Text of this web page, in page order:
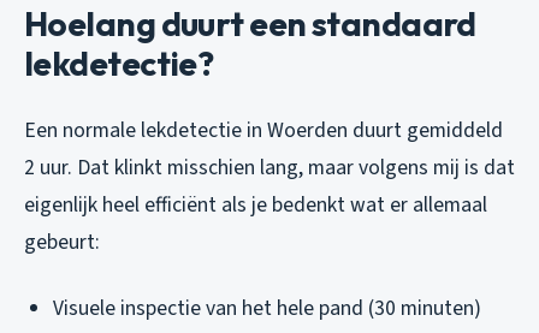
Hoelang duurt een standaard
lekdetectie?
Een normale lekdetectie in Woerden duurt gemiddeld
2 uur. Dat klinkt misschien lang, maar volgens mij is dat
eigenlijk heel efficiënt als je bedenkt wat er allemaal
gebeurt:
Visuele inspectie van het hele pand (30 minuten)